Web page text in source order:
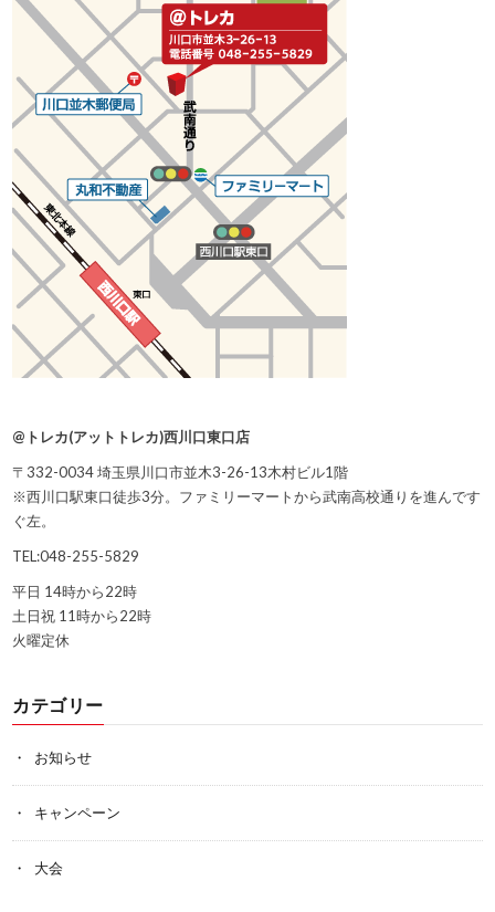
@トレカ(アットトレカ)西川口東口店
〒332-0034 埼玉県川口市並木3-26-13木村ビル1階
※西川口駅東口徒歩3分。ファミリーマートから武南高校通りを進んです
ぐ左。
TEL:048-255-5829
平日 14時から22時
土日祝 11時から22時
火曜定休
カテゴリー
お知らせ
キャンペーン
大会